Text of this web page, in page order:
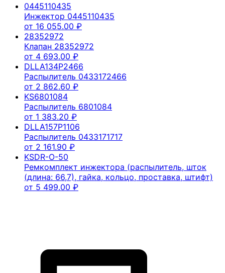
0445110435
Инжектор 0445110435
от 16 055.00 ₽
28352972
Клапан 28352972
от 4 693.00 ₽
DLLA134P2466
Распылитель 0433172466
от 2 862.60 ₽
KS6801084
Распылитель 6801084
от 1 383.20 ₽
DLLA157P1106
Распылитель 0433171717
от 2 161.90 ₽
KSDR-O-50
Ремкомплект инжектора (распылитель, шток
(длина: 66,7), гайка, кольцо, проставка, штифт)
от 5 499.00 ₽